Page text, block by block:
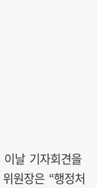
날 기자회견을
원장은 “행정처